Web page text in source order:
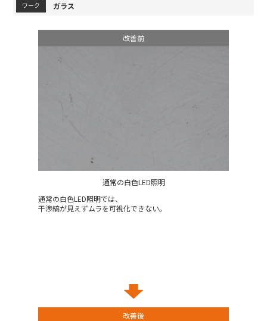
ワーク ガラス
改善前
通常の白色LED照明
通常の白色LED照明では、
干渉縞が見えずムラを可視化できない。
改善後